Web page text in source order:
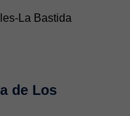
La Bastida
de Los